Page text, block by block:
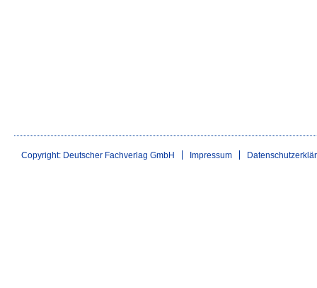
Copyright: Deutscher Fachverlag GmbH Impressum